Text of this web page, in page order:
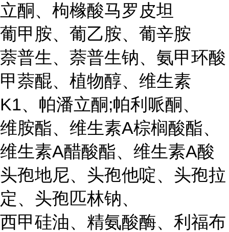
立酮、枸橼酸马罗皮坦
葡甲胺、葡乙胺、葡辛胺
萘普生、萘普生钠、氨甲环酸
甲萘醌、植物醇、维生素
K1、帕潘立酮;帕利哌酮、
维胺酯、维生素A棕榈酸酯、
维生素A醋酸酯、维生素A酸
头孢地尼、头孢他啶、头孢拉
定、头孢匹林钠、
西甲硅油、精氨酸酶、利福布